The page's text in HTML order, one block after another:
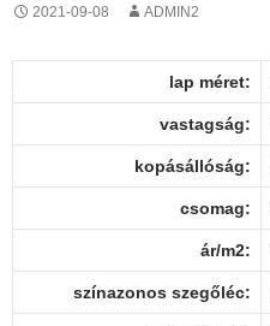
2021-09-08 ADMIN2
lap méret:
vastagság:
kopásállóság:
csomag:
ár/m2:
színazonos szegőléc: